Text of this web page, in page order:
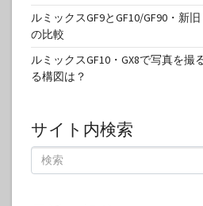
ルミックスGF9とGF10/GF90・新
の比較
ルミックスGF10・GX8で写真を
る構図は？
サイト内検索